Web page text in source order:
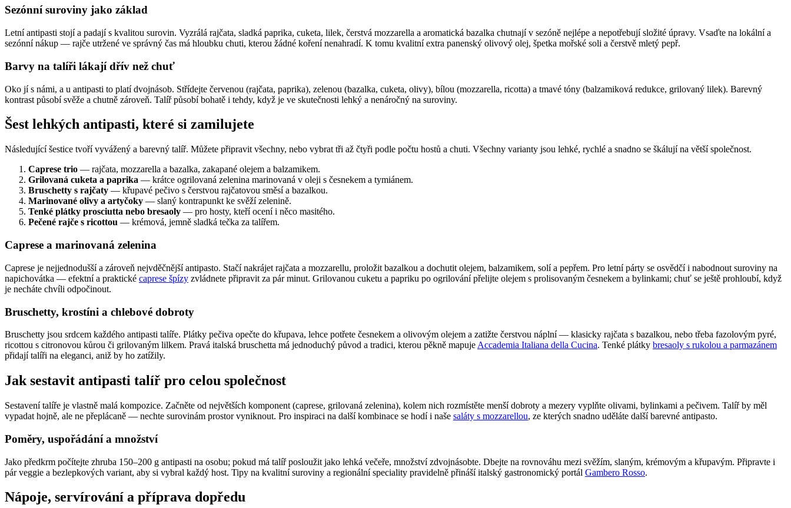
Sezónní suroviny jako základ
Letní antipasti stojí a padají s kvalitou surovin. Vyzrálá rajčata, sladká paprika, cuketa, lilek, čerstvá mozzarella a aromatická bazalka chutnají v sezóně nejlépe a nepotřebují složité úpravy. Vsaďte na lokální a
sezónní nákup — rajče utržené ve správný čas má hloubku chuti, kterou žádné koření nenahradí. K tomu kvalitní extra panenský olivový olej, špetka mořské soli a čerstvě mletý pepř.
Barvy na talíři lákají dřív než chuť
Oko jí s námi, a u antipasti to platí dvojnásob. Střídejte červenou (rajčata, paprika), zelenou (bazalka, cuketa, olivy), bílou (mozzarella, ricotta) a tmavé tóny (balzamiková redukce, grilovaný lilek). Barevný
kontrast působí svěže a chutně zároveň. Talíř působí bohatě i tehdy, když je ve skutečnosti lehký a nenáročný na suroviny.
Šest lehkých antipasti, které si zamilujete
Následující šestice tvoří vyvážený a barevný talíř. Můžete připravit všechny, nebo vybrat tři až čtyři podle počtu hostů a chuti. Všechny varianty jsou lehké, rychlé a snadno se škálují na větší společnost.
Caprese trio — rajčata, mozzarella a bazalka, zakapané olejem a balzamikem.
Grilovaná cuketa a paprika — krátce ogrilovaná zelenina marinovaná v oleji s česnekem a tymiánem.
Bruschetty s rajčaty — křupavé pečivo s čerstvou rajčatovou směsí a bazalkou.
Marinované olivy a artyčoky — slaný kontrapunkt ke svěží zelenině.
Tenké plátky prosciutta nebo bresaoly — pro hosty, kteří ocení i něco masitého.
Pečené rajče s ricottou — krémová, jemně sladká tečka za talířem.
Caprese a marinovaná zelenina
Caprese je nejjednodušší a zároveň nejvděčnější antipasto. Stačí nakrájet rajčata a mozzarellu, proložit bazalkou a dochutit olejem, balzamikem, solí a pepřem. Pro letní párty se osvědčí i nabodnout suroviny na
napichovátka — efektní a praktické caprese špízy zvládnete připravit za pár minut. Grilovanou cuketu a papriku po ogrilování přelijte olejem s prolisovaným česnekem a bylinkami; chuť se ještě prohloubí, když
je necháte chvíli odpočinout.
Bruschetty, krostíni a chlebové dobroty
Bruschetty jsou srdcem každého antipasti talíře. Plátky pečiva opečte do křupava, lehce potřete česnekem a olivovým olejem a zatižte čerstvou náplní — klasicky rajčata s bazalkou, nebo třeba fazolovým pyré,
ricottou s citronovou kůrou či grilovaným lilkem. Pravá italská bruschetta má jednoduchý původ a tradici, kterou pěkně mapuje Accademia Italiana della Cucina. Tenké plátky bresaoly s rukolou a parmazánem
přidají talíři na eleganci, aniž by ho zatížily.
Jak sestavit antipasti talíř pro celou společnost
Sestavení talíře je vlastně malá kompozice. Začněte od největších komponent (caprese, grilovaná zelenina), kolem nich rozmístěte menší dobroty a mezery vyplňte olivami, bylinkami a pečivem. Talíř by měl
vypadat hojně, ale ne přeplácaně — nechte surovinám prostor vyniknout. Pro inspiraci na další kombinace se hodí i naše saláty s mozzarellou, ze kterých snadno uděláte další barevné antipasto.
Poměry, uspořádání a množství
Jako předkrm počítejte zhruba 150–200 g antipasti na osobu; pokud má talíř posloužit jako lehká večeře, množství zdvojnásobte. Dbejte na rovnováhu mezi svěžím, slaným, krémovým a křupavým. Připravte i
pár veggie a bezlepkových variant, aby si vybral každý host. Tipy na kvalitní suroviny a regionální speciality pravidelně přináší italský gastronomický portál Gambero Rosso.
Nápoje, servírování a příprava dopředu